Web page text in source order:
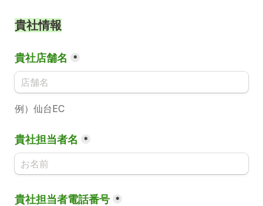
貴社情報
貴社店舗名 *
例）仙台EC
貴社担当者名 *
貴社担当者電話番号 *